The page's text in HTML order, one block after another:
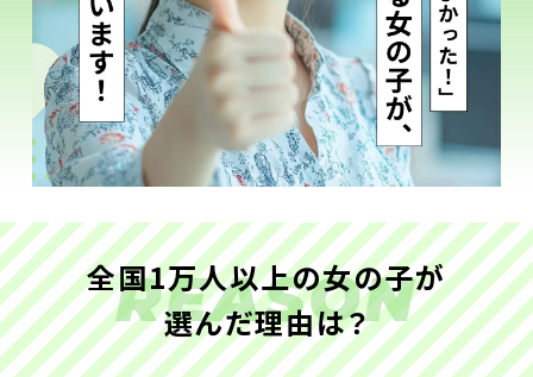
全国1万人以上の女の子が
選んだ理由は？
REASON